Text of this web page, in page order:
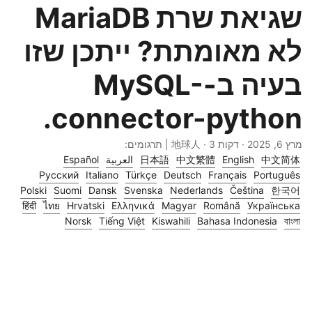
שגיאת שרת MariaDB
לא מאומתת? ייתכן שזו
בעיה ב-MySQL-
connector-python.
מרץ 6, 2025
· דקות 3 · 地球人 | תרגומים:
中文简体
English
中文繁體
日本語 العربية
Español
Português
Français
Deutsch
Türkçe
Italiano
Русский
한국어
Čeština
Nederlands
Svenska
Dansk
Suomi
Polski
Українська
Română
Magyar
Ελληνικά
Hrvatski
ไทย
हिंदी
বাংলা
Bahasa Indonesia
Kiswahili
Tiếng Việt
Norsk